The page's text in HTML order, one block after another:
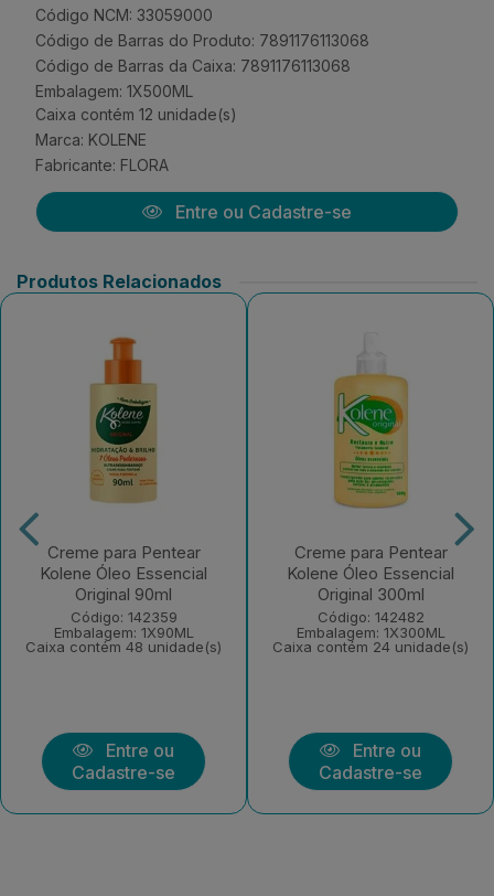
Código NCM: 33059000
Código de Barras do Produto: 7891176113068
Código de Barras da Caixa: 7891176113068
Embalagem: 1X500ML
Caixa contém 12 unidade(s)
Marca: KOLENE
Fabricante: FLORA
Entre ou Cadastre-se
Produtos Relacionados
Creme para Pentear
Kolene Óleo Essencial
Original 90ml
Código: 142359
Embalagem: 1X90ML
Caixa contém 48 unidade(s)
Entre ou
Cadastre-se
Creme para Pentear
Kolene Óleo Essencial
Original 300ml
Código: 142482
Embalagem: 1X300ML
Caixa contém 24 unidade(s)
Entre ou
Cadastre-se